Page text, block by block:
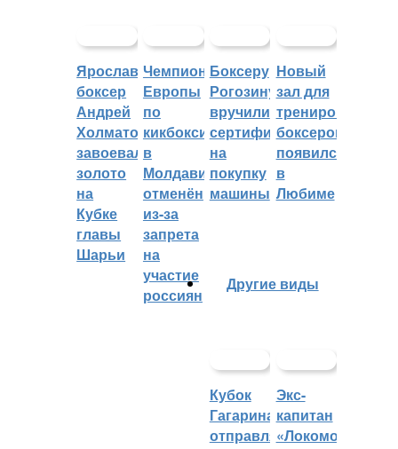
Ярославский
боксер
Андрей
Холматов
завоевал
золото
на
Кубке
главы
Шарьи
Чемпионат
Европы
по
кикбоксингу
в
Молдавии
отменён
из-за
запрета
на
участие
россиян
Боксеру
Рогозину
вручили
сертификат
на
покупку
машины
Новый
зал для
тренировок
боксеров
появился
в
Любиме
Другие виды
Кубок
Гагарина
отправляется
Экс-
капитан
«Локомотива»